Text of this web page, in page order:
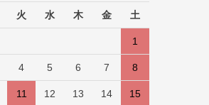
火 水 木 金 土
1
4 5 6 7 8
11 12 13 14 15